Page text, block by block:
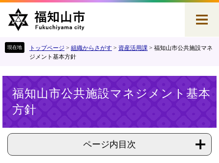
す
し
トップページ > 組織からさがす > 資産活用課 > 福知山市公共施設マネ
ジメント基本方針
福知山市公共施設マネジメント基本
方針
ページ内目次